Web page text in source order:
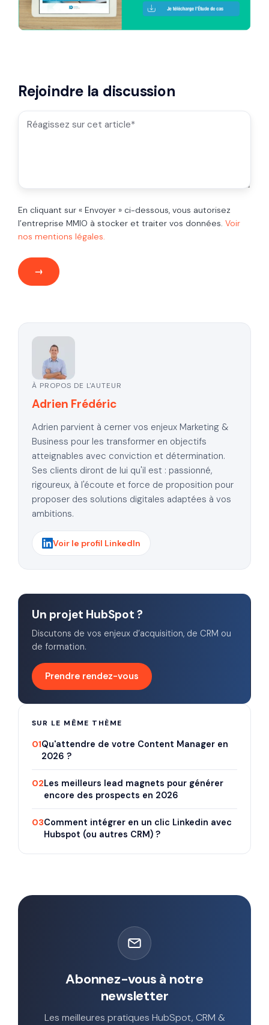
Rejoindre la discussion
En cliquant sur « Envoyer » ci-dessous, vous autorisez
l’entreprise MMIO à stocker et traiter vos données. Voir
nos mentions légales.
À PROPOS DE L'AUTEUR
Adrien Frédéric
Adrien parvient à cerner vos enjeux Marketing &
Business pour les transformer en objectifs
atteignables avec conviction et détermination.
Ses clients diront de lui qu'il est : passionné,
rigoureux, à l'écoute et force de proposition pour
proposer des solutions digitales adaptées à vos
ambitions.
Voir le profil LinkedIn
Un projet HubSpot ?
Discutons de vos enjeux d’acquisition, de CRM ou
de formation.
Prendre rendez-vous
SUR LE MÊME THÈME
01Qu'attendre de votre Content Manager en
2026 ?
02Les meilleurs lead magnets pour générer
encore des prospects en 2026
03Comment intégrer en un clic Linkedin avec
Hubspot (ou autres CRM) ?
Abonnez-vous à notre
newsletter
Les meilleures pratiques HubSpot, CRM &